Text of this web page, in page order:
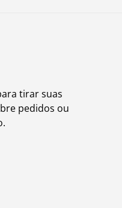
tirar suas
pedidos ou